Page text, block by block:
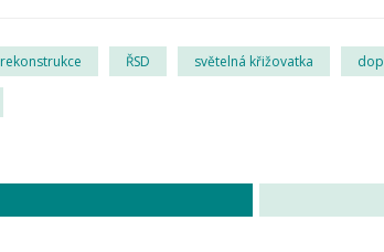
rekonstrukce ŘSD světelná křižovatka